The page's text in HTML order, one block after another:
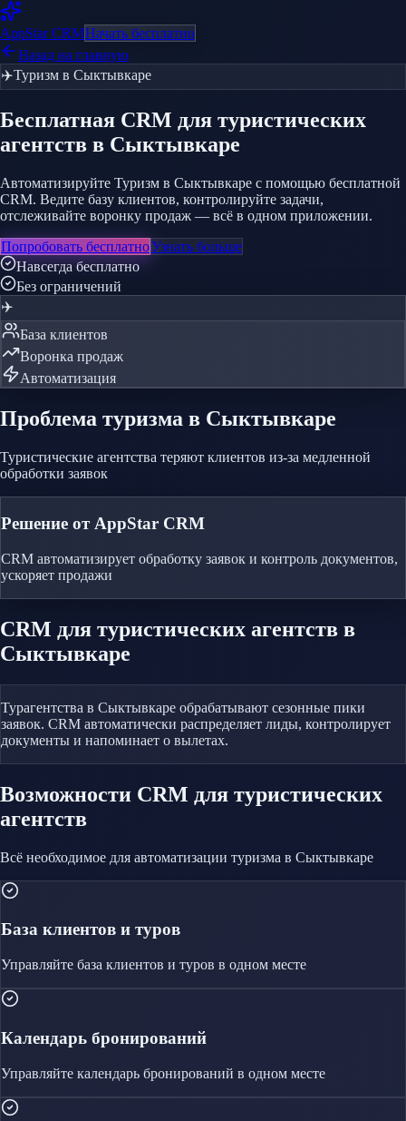
AppStarCRMНачать бесплатно
Назад на главную
✈️Туризм в Сыктывкаре
Бесплатная CRM для туристических
агентств в Сыктывкаре
Автоматизируйте Туризм в Сыктывкаре с помощью бесплатной
CRM. Ведите базу клиентов, контролируйте задачи,
отслеживайте воронку продаж — всё в одном приложении.
Попробовать бесплатноУзнать больше
Навсегда бесплатно
Без ограничений
✈️
База клиентов
Воронка продаж
Автоматизация
Проблема туризма в Сыктывкаре
Туристические агентства теряют клиентов из-за медленной
обработки заявок
Решение от AppStar CRM
CRM автоматизирует обработку заявок и контроль документов,
ускоряет продажи
CRM для туристических агентств в
Сыктывкаре
Турагентства в Сыктывкаре обрабатывают сезонные пики
заявок. CRM автоматически распределяет лиды, контролирует
документы и напоминает о вылетах.
Возможности CRM для туристических
агентств
Всё необходимое для автоматизации туризма в Сыктывкаре
База клиентов и туров
Управляйте база клиентов и туров в одном месте
Календарь бронирований
Управляйте календарь бронирований в одном месте